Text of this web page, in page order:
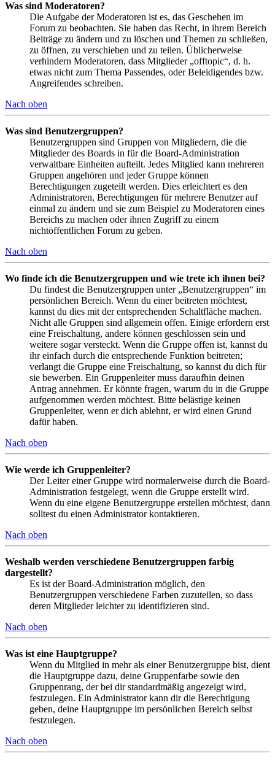
Was sind Moderatoren?
Die Aufgabe der Moderatoren ist es, das Geschehen im
Forum zu beobachten. Sie haben das Recht, in ihrem Bereich
Beiträge zu ändern und zu löschen und Themen zu schließen,
zu öffnen, zu verschieben und zu teilen. Üblicherweise
verhindern Moderatoren, dass Mitglieder „offtopic“, d. h.
etwas nicht zum Thema Passendes, oder Beleidigendes bzw.
Angreifendes schreiben.
Nach oben
Was sind Benutzergruppen?
Benutzergruppen sind Gruppen von Mitgliedern, die die
Mitglieder des Boards in für die Board-Administration
verwaltbare Einheiten aufteilt. Jedes Mitglied kann mehreren
Gruppen angehören und jeder Gruppe können
Berechtigungen zugeteilt werden. Dies erleichtert es den
Administratoren, Berechtigungen für mehrere Benutzer auf
einmal zu ändern und sie zum Beispiel zu Moderatoren eines
Bereichs zu machen oder ihnen Zugriff zu einem
nichtöffentlichen Forum zu geben.
Nach oben
Wo finde ich die Benutzergruppen und wie trete ich ihnen bei?
Du findest die Benutzergruppen unter „Benutzergruppen“ im
persönlichen Bereich. Wenn du einer beitreten möchtest,
kannst du dies mit der entsprechenden Schaltfläche machen.
Nicht alle Gruppen sind allgemein offen. Einige erfordern erst
eine Freischaltung, andere können geschlossen sein und
weitere sogar versteckt. Wenn die Gruppe offen ist, kannst du
ihr einfach durch die entsprechende Funktion beitreten;
verlangt die Gruppe eine Freischaltung, so kannst du dich für
sie bewerben. Ein Gruppenleiter muss daraufhin deinen
Antrag annehmen. Er könnte fragen, warum du in die Gruppe
aufgenommen werden möchtest. Bitte belästige keinen
Gruppenleiter, wenn er dich ablehnt, er wird einen Grund
dafür haben.
Nach oben
Wie werde ich Gruppenleiter?
Der Leiter einer Gruppe wird normalerweise durch die Board-
Administration festgelegt, wenn die Gruppe erstellt wird.
Wenn du eine eigene Benutzergruppe erstellen möchtest, dann
solltest du einen Administrator kontaktieren.
Nach oben
Weshalb werden verschiedene Benutzergruppen farbig
dargestellt?
Es ist der Board-Administration möglich, den
Benutzergruppen verschiedene Farben zuzuteilen, so dass
deren Mitglieder leichter zu identifizieren sind.
Nach oben
Was ist eine Hauptgruppe?
Wenn du Mitglied in mehr als einer Benutzergruppe bist, dient
die Hauptgruppe dazu, deine Gruppenfarbe sowie den
Gruppenrang, der bei dir standardmäßig angezeigt wird,
festzulegen. Ein Administrator kann dir die Berechtigung
geben, deine Hauptgruppe im persönlichen Bereich selbst
festzulegen.
Nach oben